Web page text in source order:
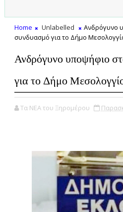
Home Unlabelled
Ανδρόγυνο
συνδυασμό για το Δήμο
Ανδρόγυνο υποψήφιο
για το Δήμο
Τα ΝΕΑ του Ξηρομέρου